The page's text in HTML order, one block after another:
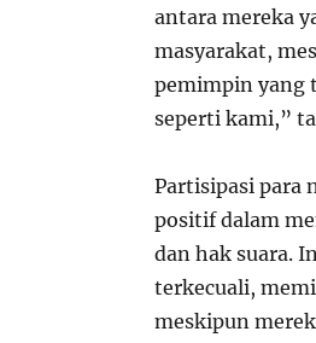
antara mereka
masyarakat,
pemimpin yang
seperti kami,”
Partisipasi para
positif dalam
dan hak suara.
terkecuali,
meskipun